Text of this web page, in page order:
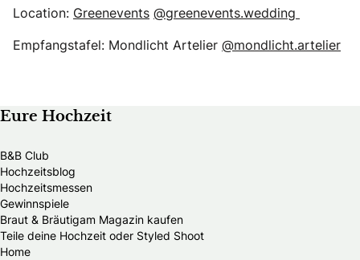
Location: Greenevents @greenevents.wedding
Empfangstafel: Mondlicht Artelier @mondlicht.artelier
Eure Hochzeit
B&B Club
Hochzeitsblog
Hochzeitsmessen
Gewinnspiele
Braut & Bräutigam Magazin kaufen
Teile deine Hochzeit oder Styled Shoot
Home